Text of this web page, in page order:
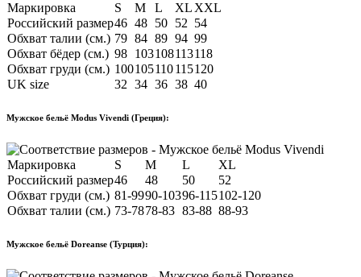
Маркировка S M L XL XXL
Российский размер46 48 50 52 54
Обхват талии (см.) 79 84 89 94 99
Обхват бёдер (см.) 98 103108113118
Обхват груди (см.) 100105110115120
UK size
32 34 36 38 40
Мужское бельё Modus Vivendi (Греция):
Маркировка S M L
XL
Российский размер46 48 50
52
Обхват груди (см.) 81-9990-10396-115102-120
Обхват талии (см.) 73-7878-83 83-88 88-93
Мужское бельё Doreanse (Турция):